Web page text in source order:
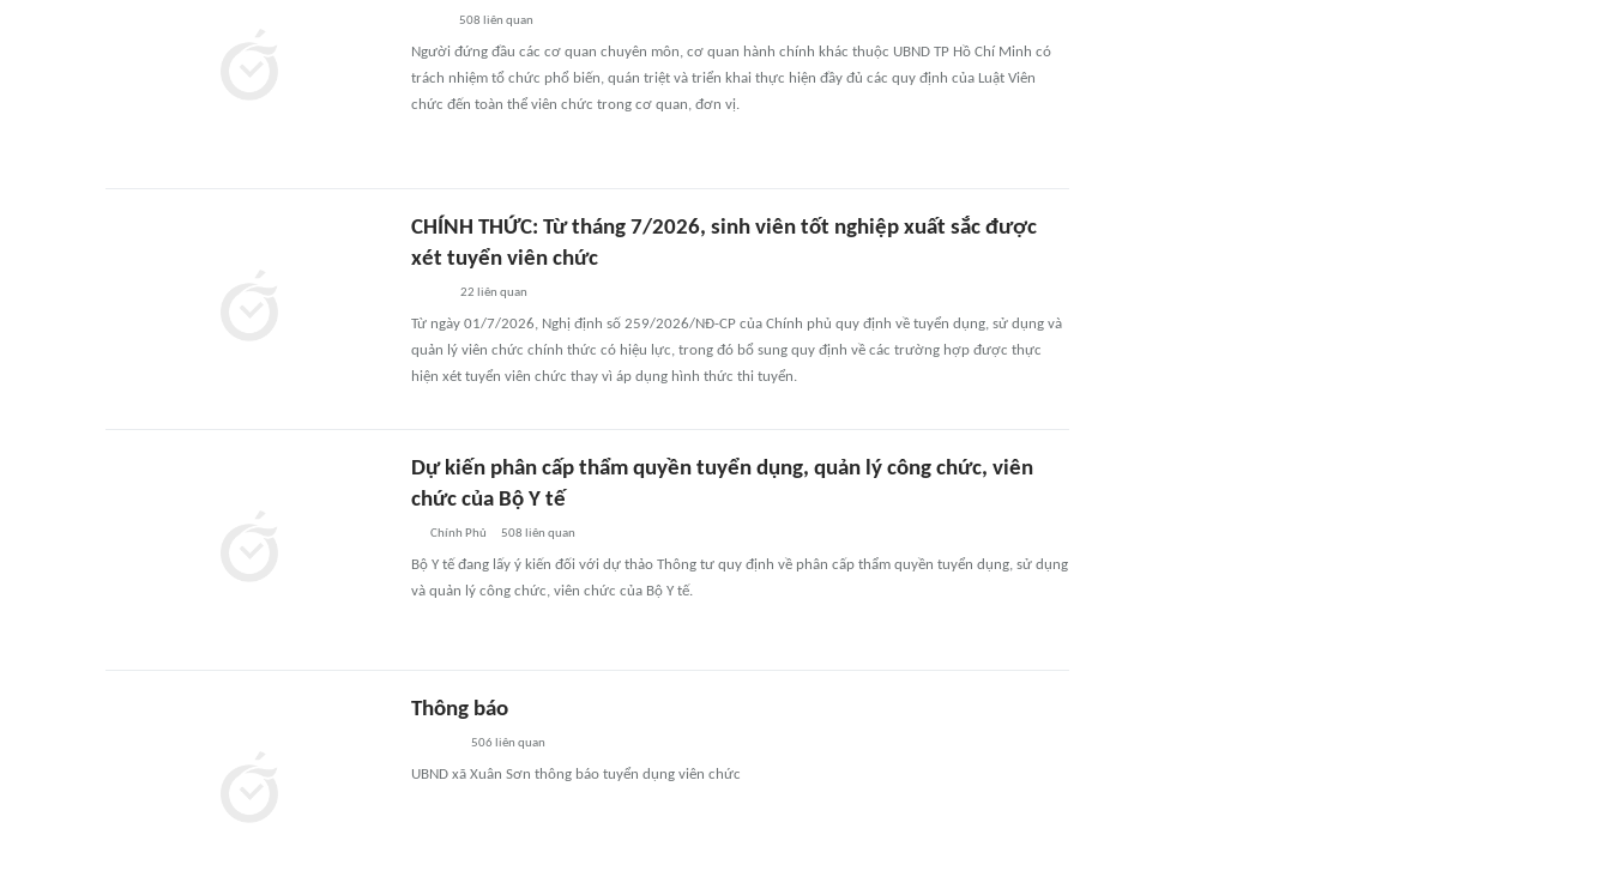
508 liên quan
Người đứng đầu các cơ quan chuyên môn, cơ quan hành chính khác thuộc UBND TP Hồ Chí Minh có
trách nhiệm tổ chức phổ biến, quán triệt và triển khai thực hiện đầy đủ các quy định của Luật Viên
chức đến toàn thể viên chức trong cơ quan, đơn vị.
CHÍNH THỨC: Từ tháng 7/2026, sinh viên tốt nghiệp xuất sắc được
xét tuyển viên chức
22 liên quan
Từ ngày 01/7/2026, Nghị định số 259/2026/NĐ-CP của Chính phủ quy định về tuyển dụng, sử dụng và
quản lý viên chức chính thức có hiệu lực, trong đó bổ sung quy định về các trường hợp được thực
hiện xét tuyển viên chức thay vì áp dụng hình thức thi tuyển.
Dự kiến phân cấp thẩm quyền tuyển dụng, quản lý công chức, viên
chức của Bộ Y tế
Chính Phủ 508 liên quan
Bộ Y tế đang lấy ý kiến đối với dự thảo Thông tư quy định về phân cấp thẩm quyền tuyển dụng, sử dụng
và quản lý công chức, viên chức của Bộ Y tế.
Thông báo
506 liên quan
UBND xã Xuân Sơn thông báo tuyển dụng viên chức